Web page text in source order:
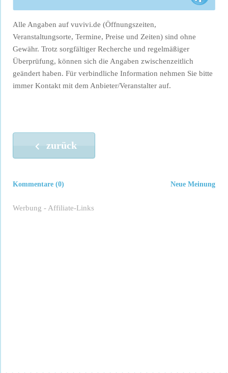
Alle Angaben auf vuvivi.de (Öffnungszeiten,
Veranstaltungsorte, Termine, Preise und Zeiten) sind ohne
Gewähr. Trotz sorgfältiger Recherche und regelmäßiger
Überprüfung, können sich die Angaben zwischenzeitlich
geändert haben. Für verbindliche Information nehmen Sie bitte
immer Kontakt mit dem Anbieter/Veranstalter auf.
zurück
Neue Meinung
Kommentare (0)
Werbung - Affiliate-Links